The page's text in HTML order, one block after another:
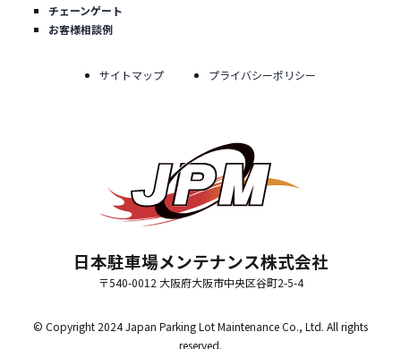
日本駐車場メンテナンス株式会社
〒540-0012 大阪府大阪市中央区谷町2-5-4
チェーンゲート
お客様相談例
サイトマップ プライバシーポリシー
© Copyright 2024 Japan Parking Lot Maintenance Co., Ltd. All rights
reserved.